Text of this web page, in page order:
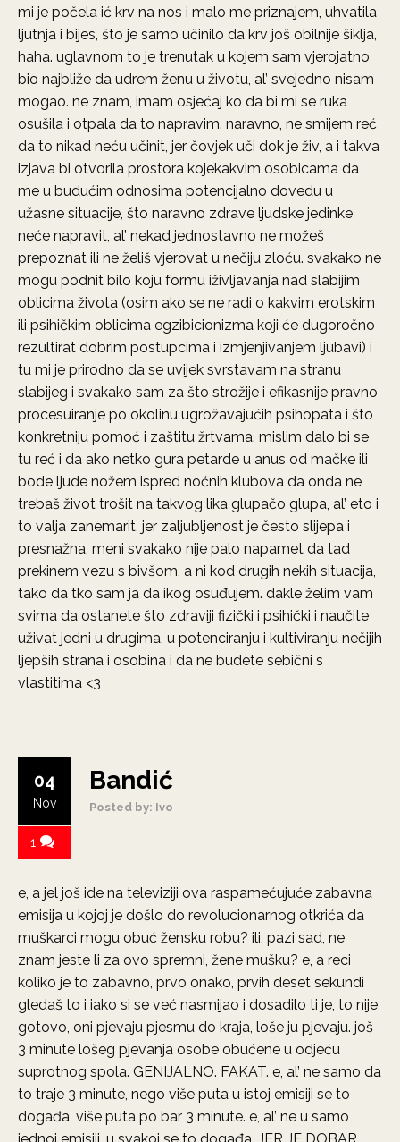
mi je počela ić krv na nos i malo me priznajem, uhvatila
ljutnja i bijes, što je samo učinilo da krv još obilnije šiklja,
haha. uglavnom to je trenutak u kojem sam vjerojatno
bio najbliže da udrem ženu u životu, al’ svejedno nisam
mogao. ne znam, imam osjećaj ko da bi mi se ruka
osušila i otpala da to napravim. naravno, ne smijem reć
da to nikad neću učinit, jer čovjek uči dok je živ, a i takva
izjava bi otvorila prostora kojekakvim osobicama da
me u budućim odnosima potencijalno dovedu u
užasne situacije, što naravno zdrave ljudske jedinke
neće napravit, al’ nekad jednostavno ne možeš
prepoznat ili ne želiš vjerovat u nečiju zloću. svakako ne
mogu podnit bilo koju formu iživljavanja nad slabijim
oblicima života (osim ako se ne radi o kakvim erotskim
ili psihičkim oblicima egzibicionizma koji će dugoročno
rezultirat dobrim postupcima i izmjenjivanjem ljubavi) i
tu mi je prirodno da se uvijek svrstavam na stranu
slabijeg i svakako sam za što strožije i efikasnije pravno
procesuiranje po okolinu ugrožavajućih psihopata i što
konkretniju pomoć i zaštitu žrtvama. mislim dalo bi se
tu reć i da ako netko gura petarde u anus od mačke ili
bode ljude nožem ispred noćnih klubova da onda ne
trebaš život trošit na takvog lika glupačo glupa, al’ eto i
to valja zanemarit, jer zaljubljenost je često slijepa i
presnažna, meni svakako nije palo napamet da tad
prekinem vezu s bivšom, a ni kod drugih nekih situacija,
tako da tko sam ja da ikog osuđujem. dakle želim vam
svima da ostanete što zdraviji fizički i psihički i naučite
uživat jedni u drugima, u potenciranju i kultiviranju nečijih
ljepših strana i osobina i da ne budete sebični s
vlastitima <3
Bandić
Posted by: Ivo
04
Nov
1
e, a jel još ide na televiziji ova raspamećujuće zabavna
emisija u kojoj je došlo do revolucionarnog otkrića da
muškarci mogu obuć žensku robu? ili, pazi sad, ne
znam jeste li za ovo spremni, žene mušku? e, a reci
koliko je to zabavno, prvo onako, prvih deset sekundi
gledaš to i iako si se već nasmijao i dosadilo ti je, to nije
gotovo, oni pjevaju pjesmu do kraja, loše ju pjevaju. još
3 minute lošeg pjevanja osobe obućene u odjeću
suprotnog spola. GENIJALNO. FAKAT. e, al’ ne samo da
to traje 3 minute, nego više puta u istoj emisiji se to
događa, više puta po bar 3 minute. e, al’ ne u samo